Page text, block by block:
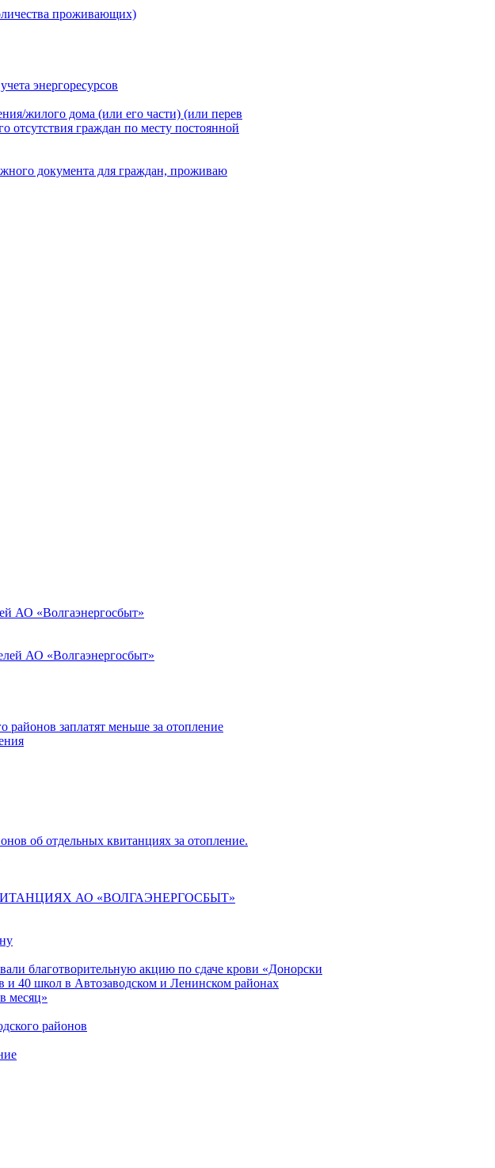
проживающих)
энергоресурсов
жилого дома (или его части) (или перев
отсутствия граждан по месту постоянной
документа для граждан, проживаю
АО «Волгаэнергосбыт»
АО «Волгаэнергосбыт»
заплатят меньше за отопление
об отдельных квитанциях за отопление.
АО «ВОЛГАЭНЕРГОСБЫТ»
благотворительную акцию по сдаче крови «Донорски
и 40 школ в Автозаводском и Ленинском районах
месяц»
районов